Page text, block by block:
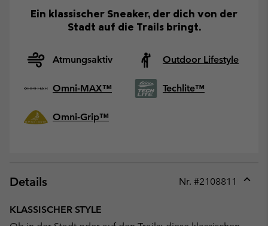
Ein klassischer Sneaker, der dich von der
Stadt auf die Trails bringt.
Atmungsaktiv Outdoor Lifestyle
Omni-MAX™ Techlite™
Omni-Grip™
Details Nr. #2108811
KLASSISCHER STYLE